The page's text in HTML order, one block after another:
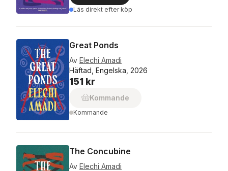
Läs direkt efter köp
Great Ponds
Av Elechi Amadi
Häftad, Engelska, 2026
151 kr
Kommande
Kommande
The Concubine
Av Elechi Amadi